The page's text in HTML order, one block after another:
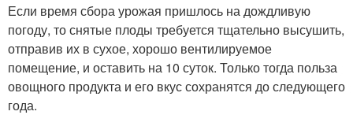
Если время сбора урожая пришлось на дождливую
погоду, то снятые плоды требуется тщательно высушить,
отправив их в сухое, хорошо вентилируемое
помещение, и оставить на 10 суток. Только тогда польза
овощного продукта и его вкус сохранятся до следующего
года.